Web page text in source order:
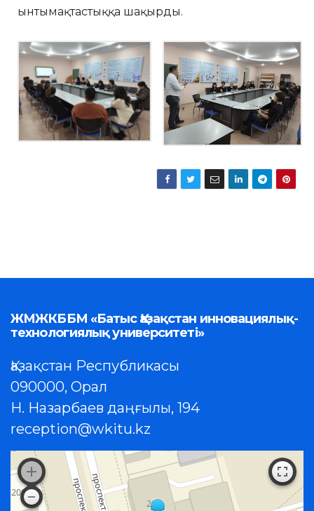
ынтымақтастыққа шақырды.
ЖМЖКББМ «Батыс Қазақстан инновациялық-
технологиялық университеті»
Қазақстан Республикасы
090000, Орал
Н. Назарбаев даңғылы, 194
reception@wkitu.kz